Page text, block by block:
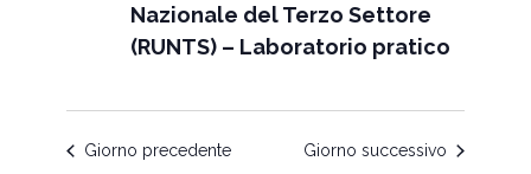
Nazionale del Terzo Settore
(RUNTS) – Laboratorio pratico
Giorno precedente Giorno successivo